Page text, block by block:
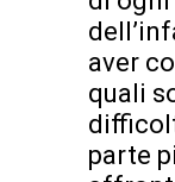
aver
quali
parte